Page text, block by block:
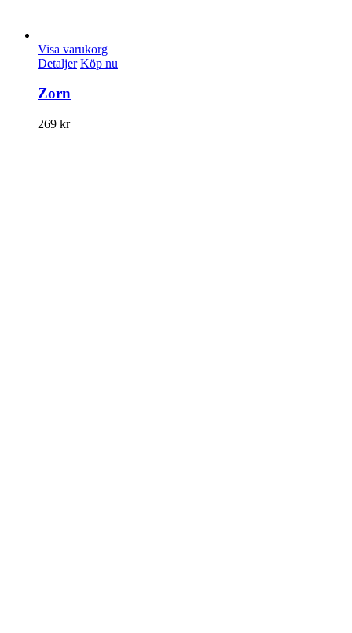
Visa varukorg
Detaljer Köp nu
Zorn
269 kr